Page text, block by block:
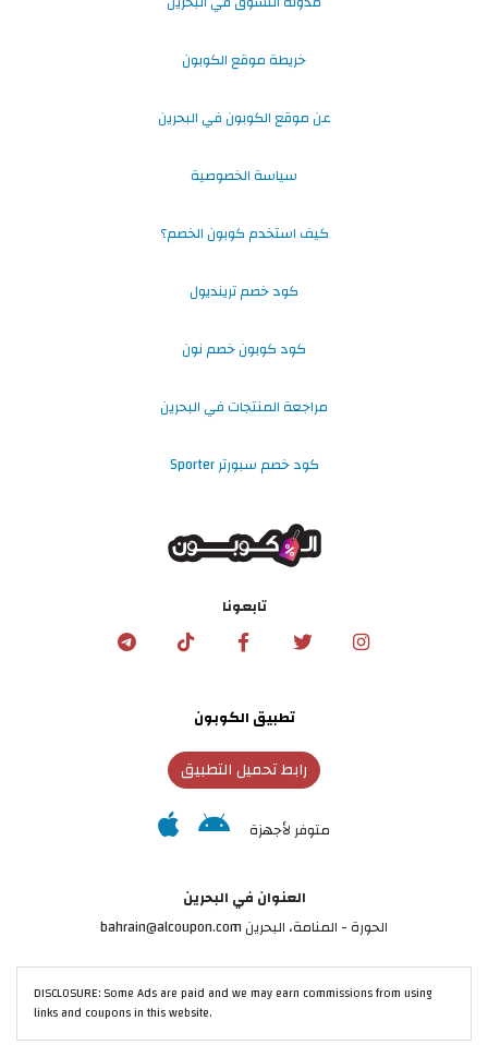
خريطة موقع الكوبون
عن موقع الكوبون في البحرين
سياسة الخصوصية
كيف استخدم كوبون الخصم؟
كود خصم ترينديول
كود كوبون خصم نون
مراجعة المنتجات في البحرين
كود خصم سبورتر Sporter
تابعونا
تطبيق الكوبون
رابط تحميل التطبيق
متوفر لأجهزة
العنوان في البحرين
الحورة - المنامة‎، البحرين bahrain@alcoupon.com
DISCLOSURE: Some Ads are paid and we may earn commissions from using
links and coupons in this website.